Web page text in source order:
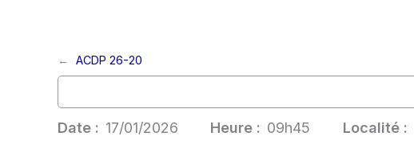
← ACDP 26-20
Date : 17/01/2026 Heure : 09h45 Localité :